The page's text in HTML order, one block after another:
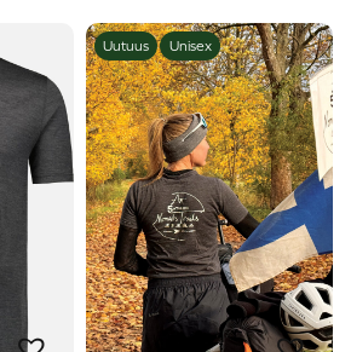
Uutuus Unisex